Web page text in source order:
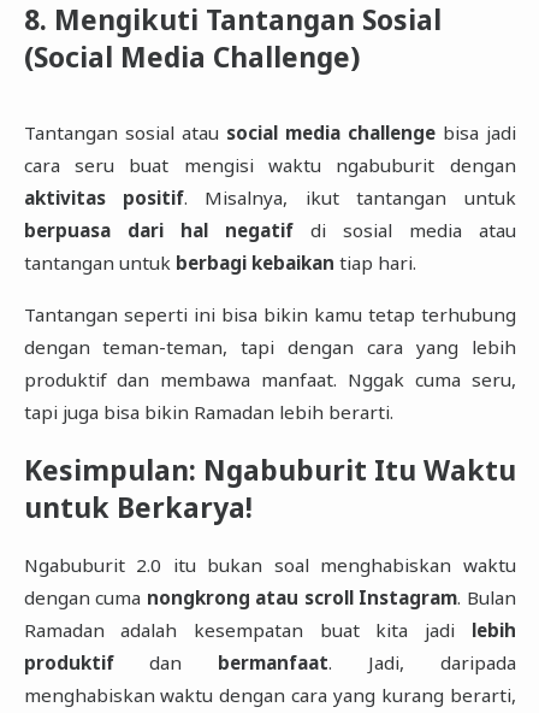
8. Mengikuti Tantangan Sosial
(Social Media Challenge)
Tantangan sosial atau social media challengebisa jadi
cara seru buat mengisi waktu ngabuburit dengan
aktivitas positif. Misalnya, ikut tantangan untuk
berpuasa dari hal negatifdi sosial media atau
tantangan untuk berbagi kebaikan tiap hari.
Tantangan seperti ini bisa bikin kamu tetap terhubung
dengan teman-teman, tapi dengan cara yang lebih
produktif dan membawa manfaat. Nggak cuma seru,
tapi juga bisa bikin Ramadan lebih berarti.
Kesimpulan: Ngabuburit Itu Waktu
untuk Berkarya!
Ngabuburit 2.0 itu bukan soal menghabiskan waktu
dengan cuma nongkrong atau scroll Instagram. Bulan
Ramadan adalah kesempatan buat kita jadi lebih
produktifdan bermanfaat. Jadi, daripada
menghabiskan waktu dengan cara yang kurang berarti,